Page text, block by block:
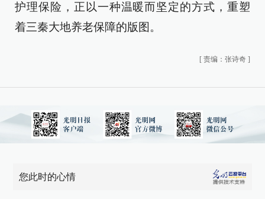
护理保险，正以一种温暖而坚定的方式，重塑
着三秦大地养老保障的版图。
[ 责编：张诗奇 ]
您此时的心情